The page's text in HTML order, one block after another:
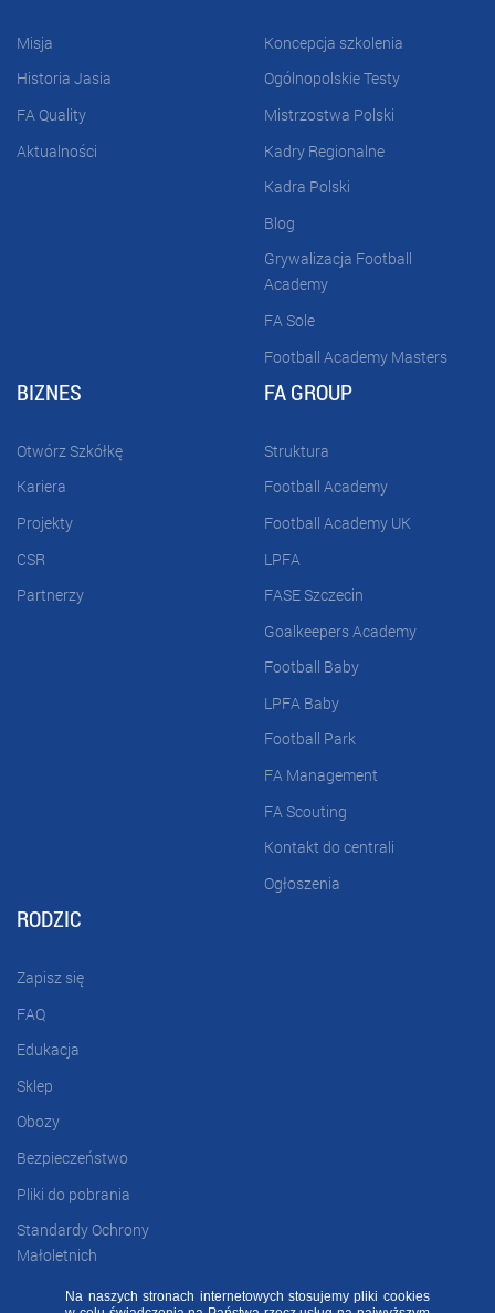
Misja
Historia Jasia
FA Quality
Aktualności
Koncepcja szkolenia
Ogólnopolskie Testy
Mistrzostwa Polski
Kadry Regionalne
Kadra Polski
Blog
Grywalizacja Football
Academy
FA Sole
Football Academy Masters
BIZNES
Otwórz Szkółkę
Kariera
Projekty
CSR
Partnerzy
FA GROUP
Struktura
Football Academy
Football Academy UK
LPFA
FASE Szczecin
Goalkeepers Academy
Football Baby
LPFA Baby
Football Park
FA Management
FA Scouting
Kontakt do centrali
Ogłoszenia
RODZIC
Zapisz się
FAQ
Edukacja
Sklep
Obozy
Bezpieczeństwo
Pliki do pobrania
Standardy Ochrony
Małoletnich
Na naszych stronach internetowych stosujemy pliki cookies